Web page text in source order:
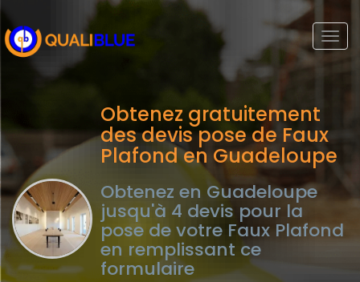
Obtenez gratuitement
des devis pose de Faux
Plafond en Guadeloupe
Obtenez en Guadeloupe
jusqu'à 4 devis pour la
pose de votre Faux Plafond
en remplissant ce
formulaire